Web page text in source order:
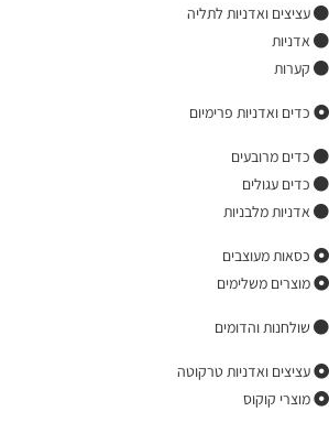
עציצים ואדניות לתליה
אדניות
קערות
כדים ואדניות פרימיום
כדים מרובעים
כדים עגולים
אדניות מלבניות
כסאות מעוצבים
מוצרים משלימים
שולחנות והדומים
עציצים ואדניות טרקוטה
מוצרי קוקוס